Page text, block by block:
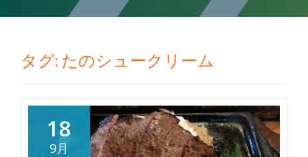
替
え
タグ: たのシュークリーム
18
9月